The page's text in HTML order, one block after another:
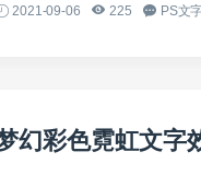
2021-09-06 225 PS文
幻彩色霓虹文字